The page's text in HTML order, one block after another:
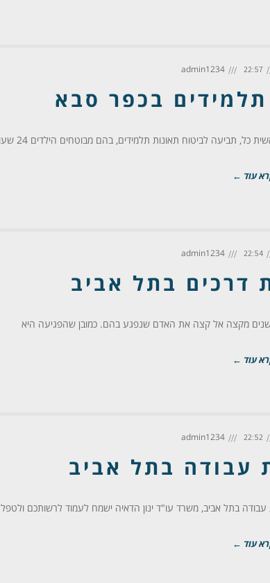
22:57
admin1234
תלמידים בכפר סבא
תביעה לביטוח תאונות תלמידים, בהם מבוטחים הילדים 24 שעות
עוד ←
22:54
admin1234
דרכים בתל אביב
מקצה אל קצה את האדם שנפגע בהם. כמובן שהפגיעה היא
עוד ←
22:52
admin1234
עבודה בתל אביב
בתל אביב, משרד עו"ד ינון הדאיה ישמח לעמוד לרשותכם ולטפל
עוד ←